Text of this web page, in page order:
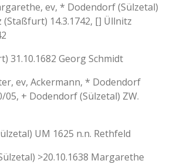
ev, * Dodendorf (Sülzetal)
(Staßfurt) 14.3.1742, [] Üllnitz
31.10.1682 Georg Schmidt
ev, Ackermann, * Dodendorf
05, + Dodendorf (Sülzetal) ZW.
UM 1625 n.n. Rethfeld
>20.10.1638 Margarethe